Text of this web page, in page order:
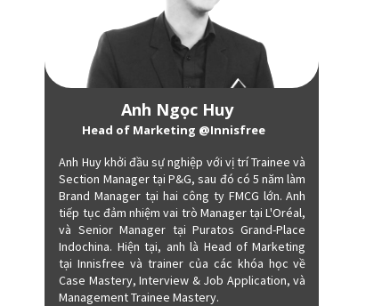
Anh Ngọc Huy
Head of Marketing @Innisfree
Anh Huy khởi đầu sự nghiệp với vị trí Trainee và
Section Manager tại P&G, sau đó có 5 năm làm
Brand Manager tại hai công ty FMCG lớn. Anh
tiếp tục đảm nhiệm vai trò Manager tại L'Oréal,
và Senior Manager tại Puratos Grand-Place
Indochina. Hiện tại, anh là Head of Marketing
tại Innisfree và trainer của các khóa học về
Case Mastery, Interview & Job Application, và
Management Trainee Mastery.